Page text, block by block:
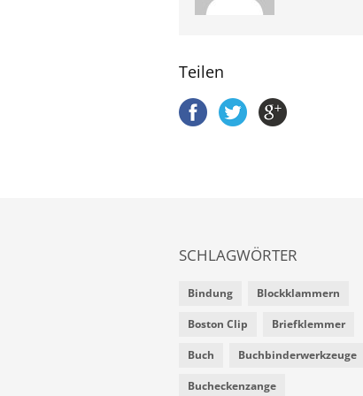
Teilen
SCHLAGWÖRTER
Bindung Blockklammern
Boston Clip Briefklemmer
Buch Buchbinderwerkzeuge
Bucheckenzange